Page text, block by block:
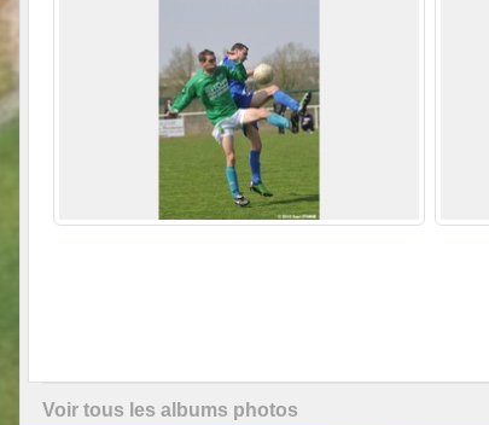
Voir tous les albums photos